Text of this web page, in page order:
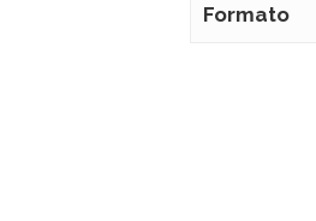
Formato